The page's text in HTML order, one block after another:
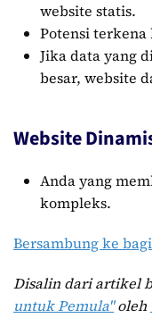
website statis.
Potensi
Jika data yang
besar, website
Website
Anda yang
kompleks.
Bersambung ke
Disalin dari artikel
untuk Pemula"oleh